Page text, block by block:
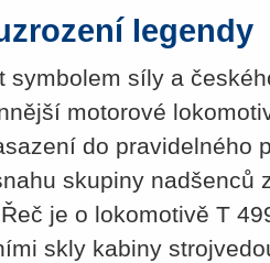
legendy
symbolem síly a
motorové
do pravidelného
skupiny nadšenců
je o lokomotivě T
skly kabiny